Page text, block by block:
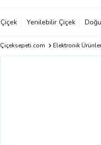
Çiçek Yenilebilir Çiçek
Çiçeksepeti.com Elektronik Ürünler